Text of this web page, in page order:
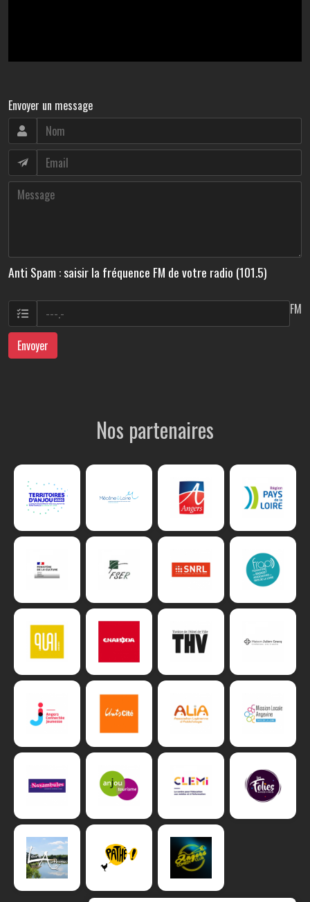
Envoyer un message
Anti Spam : saisir la fréquence FM de votre radio (101.5)
FM
Envoyer
Nos partenaires